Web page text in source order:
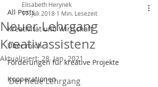
All Posts
Kreativität und Wirtschaft
Über mich
Förderungen für kreative Projekte
Kooperationen
Neuer Lehrgang
Kreativassistenz
Elisabeth Herynek
17. Juli 2018 1 Min. Lesezeit
Aktualisiert: 28. Jan. 2021
Der neue Lehrgang